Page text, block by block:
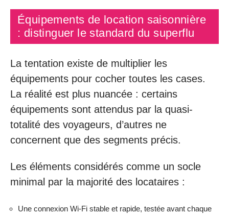
Équipements de location saisonnière
: distinguer le standard du superflu
La tentation existe de multiplier les
équipements pour cocher toutes les cases.
La réalité est plus nuancée : certains
équipements sont attendus par la quasi-
totalité des voyageurs, d’autres ne
concernent que des segments précis.
Les éléments considérés comme un socle
minimal par la majorité des locataires :
Une connexion Wi-Fi stable et rapide, testée avant chaque